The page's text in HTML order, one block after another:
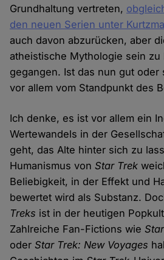
Grundhaltung vertreten,
den neuen Serien unter
auch davon abzurücken, aber
atheistische Mythologie sein
gegangen. Ist das nun gut oder
vor allem vom Standpunkt des
Ich denke, es ist vor allem ein
Wertewandels in der
geht, das Alte hinter sich zu
Humanismus vonStar Trek
Beliebigkeit, in der Effekt und
bewertet wird als Substanz.
Treks ist in der heutigen
Zahlreiche Fan-Fictions wie
oderStar Trek: New Voyages